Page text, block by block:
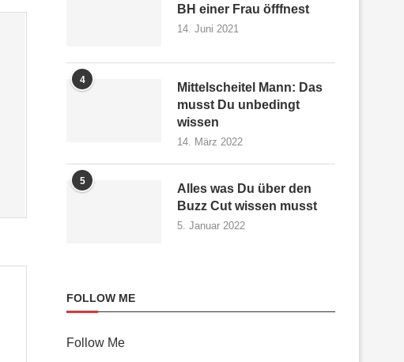
BH einer Frau öfffnest
14. Juni 2021
4
Mittelscheitel Mann: Das
musst Du unbedingt
wissen
14. März 2022
5
Alles was Du über den
Buzz Cut wissen musst
5. Januar 2022
FOLLOW ME
Follow Me